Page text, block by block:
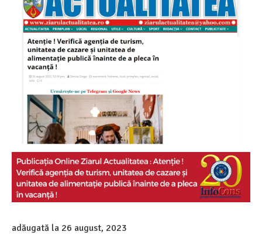
adăugată la 26 august, 2023